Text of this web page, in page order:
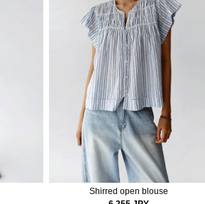
Shirred open blouse